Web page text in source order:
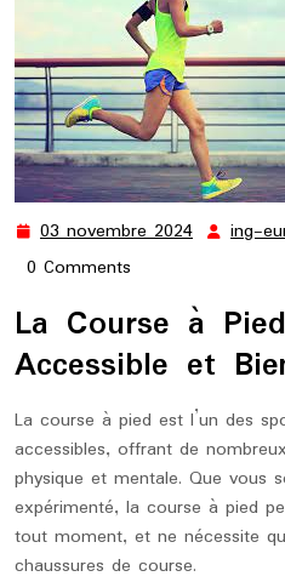
03 novembre 2024 03 ing-
0 Comments
La Course à
Accessible et
La course à pied est l’un des
accessibles, offrant de
physique et mentale. Que vous
expérimenté, la course à pied
tout moment, et ne nécessite
chaussures de course.